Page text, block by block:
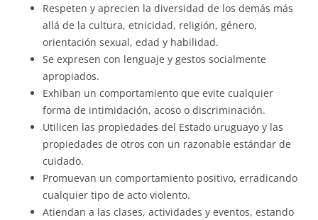
Respeten y aprecien la diversidad de los demás más
allá de la cultura, etnicidad, religión, género,
orientación sexual, edad y habilidad.
Se expresen con lenguaje y gestos socialmente
apropiados.
Exhiban un comportamiento que evite cualquier
forma de intimidación, acoso o discriminación.
Utilicen las propiedades del Estado uruguayo y las
propiedades de otros con un razonable estándar de
cuidado.
Promuevan un comportamiento positivo, erradicando
cualquier tipo de acto violento.
Atiendan a las clases, actividades y eventos, estando